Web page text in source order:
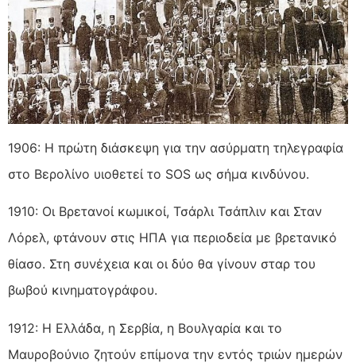
1906: Η πρώτη διάσκεψη για την ασύρματη τηλεγραφία
στο Βερολίνο υιοθετεί το SOS ως σήμα κινδύνου.
1910: Οι Βρετανοί κωμικοί, Τσάρλι Τσάπλιν και Σταν
Λόρελ, φτάνουν στις ΗΠΑ για περιοδεία με βρετανικό
θίασο. Στη συνέχεια και οι δύο θα γίνουν σταρ του
βωβού κινηματογράφου.
1912: Η Ελλάδα, η Σερβία, η Βουλγαρία και το
Μαυροβούνιο ζητούν επίμονα την εντός τριών ημερών